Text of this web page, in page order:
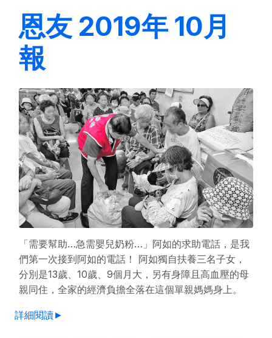
恩友 2019年 10月
報
「需要幫助…急需嬰兒奶粉…」阿如的求助電話，是我
們第一次接到阿如的電話！ 阿如獨自扶養三名子女，
分別是13歲、10歲、9個月大，另有身障且高血壓的母
親同住，全家的經濟負擔全落在這個單親媽媽身上。
詳細閱讀►